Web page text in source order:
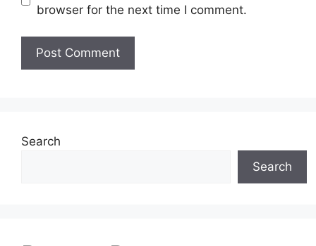
browser for the next time I comment.
Search
Search